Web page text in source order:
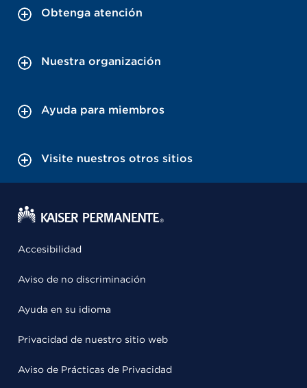
Obtenga atención
Nuestra organización
Ayuda para miembros
Visite nuestros otros sitios
Accesibilidad
Aviso de no discriminación
Ayuda en su idioma
Privacidad de nuestro sitio web
Aviso de Prácticas de Privacidad